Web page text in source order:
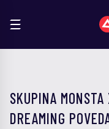
SKUPINA
DREAMING